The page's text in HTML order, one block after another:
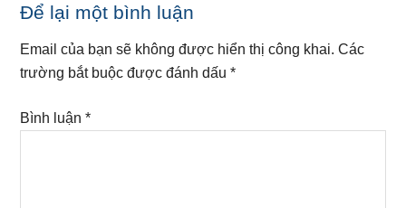
Reader
Interactions
Để lại một bình luận
Email của bạn sẽ không được hiển thị công khai. Các
trường bắt buộc được đánh dấu*
Bình luận*